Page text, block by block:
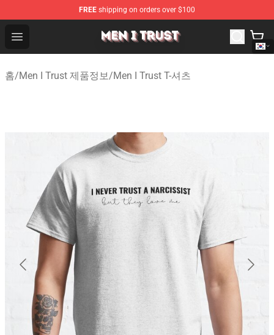
FREE shipping on orders over $100
Open menu
Men I Trust Shop - Official Men I Trust Merchandise Store
홈/Men I Trust 제품정보/Men I Trust T-셔츠